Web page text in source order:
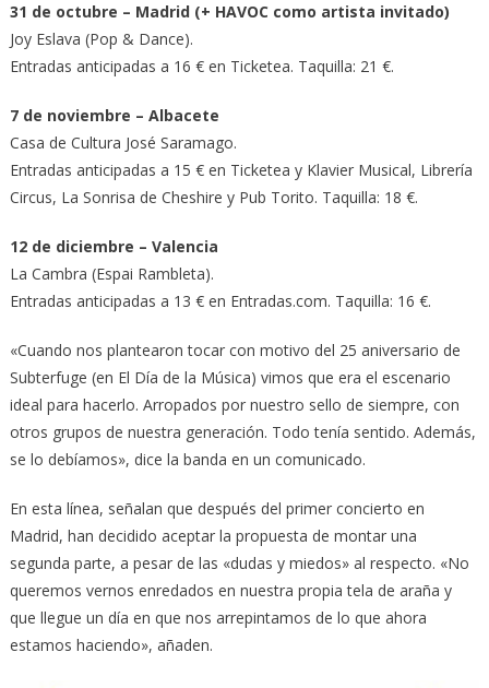
31 de octubre – Madrid (+ HAVOC como artista invitado)
Joy Eslava (Pop & Dance).
Entradas anticipadas a 16 € en Ticketea. Taquilla: 21 €.
7 de noviembre – Albacete
Casa de Cultura José Saramago.
Entradas anticipadas a 15 € en Ticketea y Klavier Musical, Librería
Circus, La Sonrisa de Cheshire y Pub Torito. Taquilla: 18 €.
12 de diciembre – Valencia
La Cambra (Espai Rambleta).
Entradas anticipadas a 13 € en Entradas.com. Taquilla: 16 €.
«Cuando nos plantearon tocar con motivo del 25 aniversario de
Subterfuge (en El Día de la Música) vimos que era el escenario
ideal para hacerlo. Arropados por nuestro sello de siempre, con
otros grupos de nuestra generación. Todo tenía sentido. Además,
se lo debíamos», dice la banda en un comunicado.
En esta línea, señalan que después del primer concierto en
Madrid, han decidido aceptar la propuesta de montar una
segunda parte, a pesar de las «dudas y miedos» al respecto. «No
queremos vernos enredados en nuestra propia tela de araña y
que llegue un día en que nos arrepintamos de lo que ahora
estamos haciendo», añaden.